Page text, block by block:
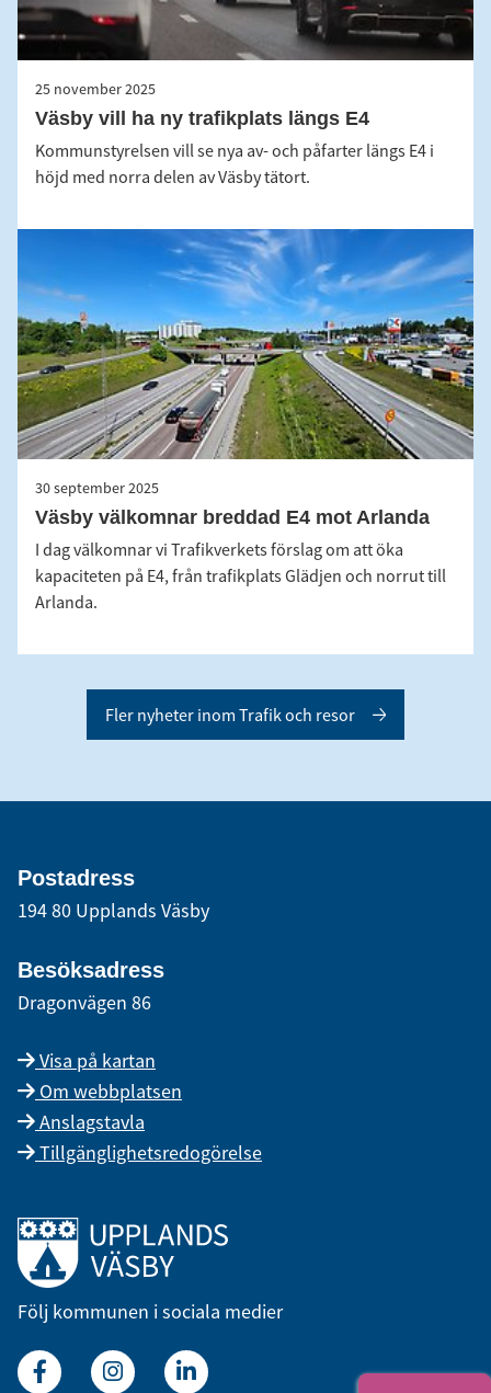
25 november 2025
Väsby vill ha ny trafikplats längs E4
Kommunstyrelsen vill se nya av- och påfarter längs E4 i
höjd med norra delen av Väsby tätort.
30 september 2025
Väsby välkomnar breddad E4 mot Arlanda
I dag välkomnar vi Trafikverkets förslag om att öka
kapaciteten på E4, från trafikplats Glädjen och norrut till
Arlanda.
Fler nyheter inom Trafik och resor
Postadress
194 80 Upplands Väsby
Besöksadress
Dragonvägen 86
Visa på kartan
Om webbplatsen
Anslagstavla
Tillgänglighetsredogörelse
Länk till startsidan
Följ kommunen i sociala medier
FacebookInstagramLinkedin